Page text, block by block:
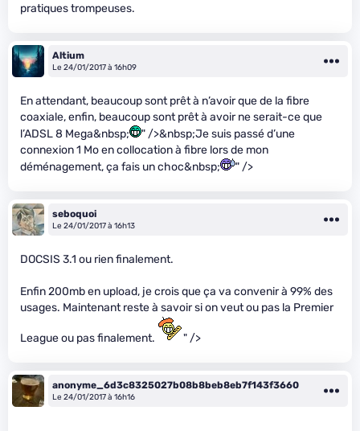
pratiques trompeuses.
Altium
Le 24/01/2017 à 16h09
En attendant, beaucoup sont prêt à n’avoir que de la fibre
coaxiale, enfin, beaucoup sont prêt à avoir ne serait-ce que
l’ADSL 8 Mega&nbsp;
" />&nbsp;Je suis passé d’une
connexion 1 Mo en collocation à fibre lors de mon
déménagement, ça fais un choc&nbsp;
" />
seboquoi
Le 24/01/2017 à 16h13
DOCSIS 3.1 ou rien finalement.
Enfin 200mb en upload, je crois que ça va convenir à 99% des
usages. Maintenant reste à savoir si on veut ou pas la Premier
League ou pas finalement. " />
anonyme_6d3c8325027b08b8beb8eb7f143f3660
Le 24/01/2017 à 16h16